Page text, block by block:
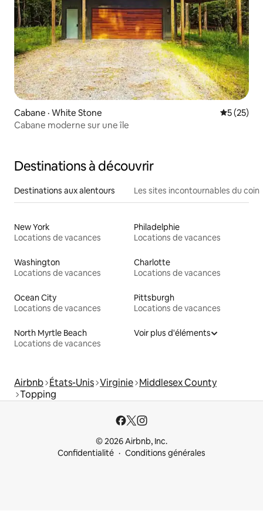
Cabane · White Stone Note
5 (25)
Cabane moderne sur une île
Destinations à découvrir
Destinations aux alentours Les sites incontournables du coin
New York
Locations de vacances
Philadelphie
Locations de vacances
Washington
Locations de vacances
Charlotte
Locations de vacances
Ocean City
Locations de vacances
Pittsburgh
Locations de vacances
North Myrtle Beach
Locations de vacances
Voir plus d'éléments
Airbnb États-Unis Virginie Middlesex County
Topping
© 2026 Airbnb, Inc.
Confidentialité
Conditions générales